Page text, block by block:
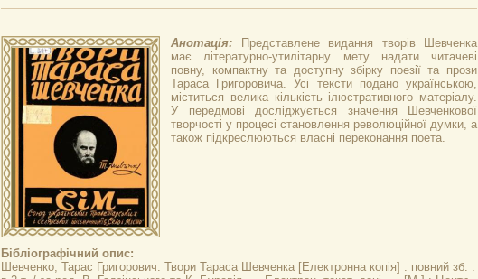
Анотація:
Представлене видання творів Шевченка
має літературно-утилітарну мету надати читачеві
повну, компактну та доступну збірку поезії та прози
Тараса Григоровича. Усі тексти подано українською,
міститься велика кількість ілюстративного матеріалу.
У передмові досліджується значення Шевченкової
творчості у процесі становлення революційної думки, а
також підкреслюються власні переконання поета.
Бібліографічний опис:
Шевченко, Тарас Григорович. Твори Тараса Шевченка [Електронна копія] : повний зб. :